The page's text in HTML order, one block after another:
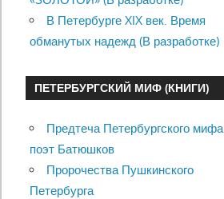
В Петербурге XIX век. Время
обманутых надежд (В разработке)
ПЕТЕРБУРГСКИЙ МИФ (КНИГИ)
Предтеча Петербургского мифа
поэт Батюшков
Пророчества Пушкинского
Петербурга